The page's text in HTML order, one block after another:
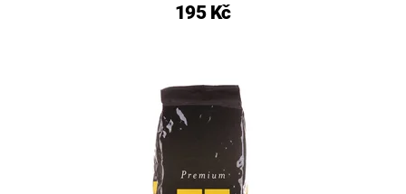
195 Kč